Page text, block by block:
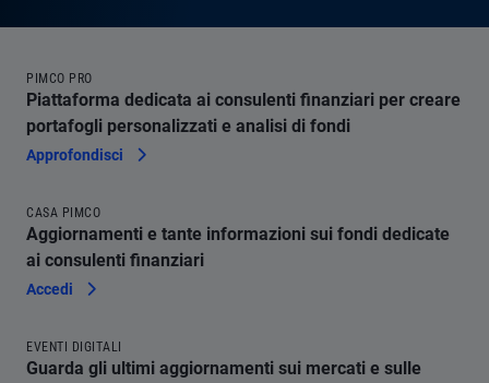
PIMCO PRO
Piattaforma dedicata ai consulenti finanziari per creare
portafogli personalizzati e analisi di fondi
Approfondisci
CASA PIMCO
Aggiornamenti e tante informazioni sui fondi dedicate
ai consulenti finanziari
Accedi
EVENTI DIGITALI
Guarda gli ultimi aggiornamenti sui mercati e sulle